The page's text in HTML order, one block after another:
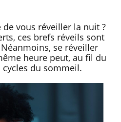
de vous réveiller la nuit ?
ces brefs réveils sont
se réveiller
heure peut, au fil du
du sommeil.